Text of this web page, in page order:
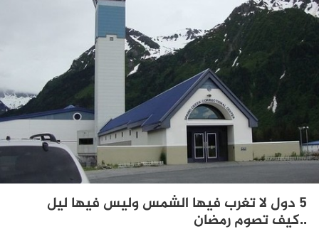
5 دول لا تغرب فيها الشمس وليس فيها ليل
..كيف تصوم رمضان